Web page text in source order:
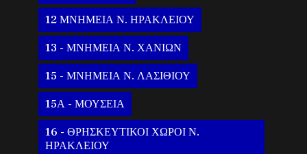
12 ΜΝΗΜΕΙΑ Ν. ΗΡΑΚΛΕΙΟΥ
13 - ΜΝΗΜΕΙΑ Ν. ΧΑΝΙΩΝ
15 - ΜΝΗΜΕΙΑ Ν. ΛΑΣΙΘΙΟΥ
15Α - ΜΟΥΣΕΙΑ
16 - ΘΡΗΣΚΕΥΤΙΚΟΙ ΧΩΡΟΙ Ν.
ΗΡΑΚΛΕΙΟΥ